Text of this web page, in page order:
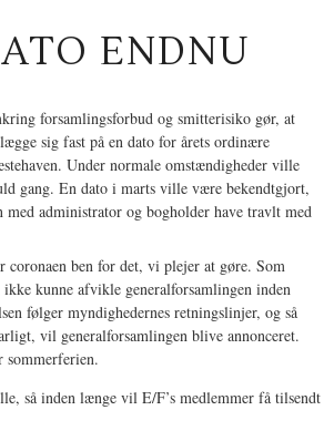
ENDNU
forsamlingsforbud og smitterisiko gør, at
sig fast på en dato for årets ordinære
Under normale omstændigheder ville
gang. En dato i marts ville være bekendtgjort,
med administrator og bogholder have travlt med
coronaen ben for det, vi plejer at gøre. Som
kunne afvikle generalforsamlingen inden
følger myndighedernes retningslinjer, og så
vil generalforsamlingen blive annonceret.
sommerferien.
så inden længe vil E/F’s medlemmer få tilsendt